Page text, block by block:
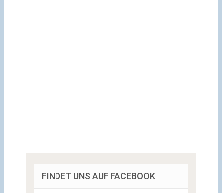
FINDET UNS AUF FACEBOOK